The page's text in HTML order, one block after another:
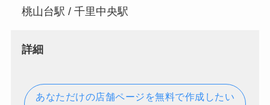
桃山台駅 / 千里中央駅
詳細
あなただけの店舗ページを無料で作成したい